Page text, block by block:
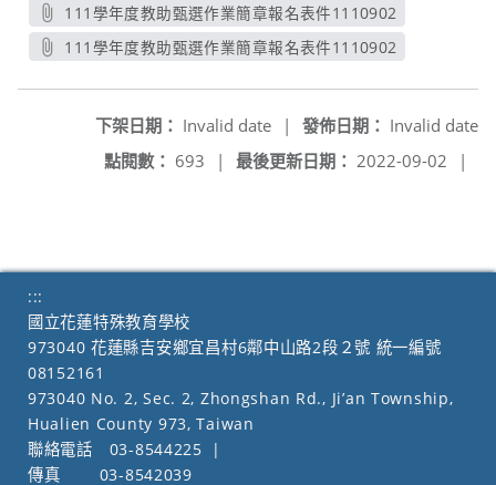
111學年度教助甄選作業簡章報名表件1110902
另開新視窗
111學年度教助甄選作業簡章報名表件1110902
發佈日期： Invalid date
下架日期： Invalid date
|
最後更新日期： 2022-09-02 |
點閱數： 693 |
:::
國立花蓮特殊教育學校
973040 花蓮縣吉安鄉宜昌村6鄰中山路2段２號 統一編號
08152161
973040 No. 2, Sec. 2, Zhongshan Rd., Ji’an Township,
Hualien County 973, Taiwan
聯絡電話
03-8544225
|
傳真
03-8542039